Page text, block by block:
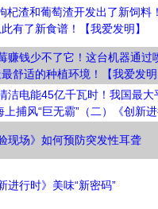
杞渣和葡萄渣开发出了新饲料
有了新食谱！【我爱发明】
赚钱少不了它！这台机器通过
舒适的种植环境！【我爱发
洁电能45亿千瓦时！我国最大
捕风“巨无霸”（二）《创新
验现场》如何预防突发性耳聋
进行时》美味“新密码”